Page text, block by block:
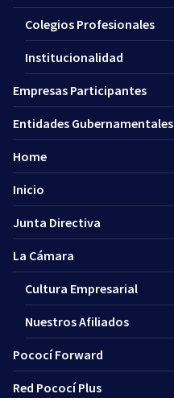
Colegios Profesionales
Institucionalidad
Empresas Participantes
Entidades Gubernamentales
Home
Inicio
Junta Directiva
La Cámara
Cultura Empresarial
Nuestros Afiliados
Pococí Forward
Red Pococí Plus